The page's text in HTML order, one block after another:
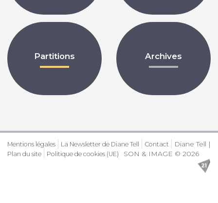
Partitions Archives
Mentions légales La Newsletter de Diane Tell
Contact
Plan du site
Politique de cookies (UE)
Diane Tell |
SON & IMAGE © 2026